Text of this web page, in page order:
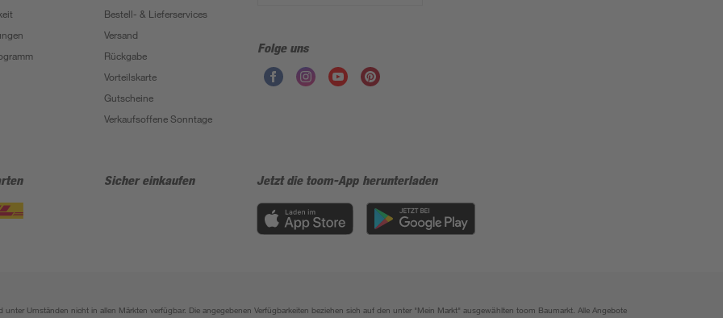
Bestell- & Lieferservices
Versand
Rückgabe
Vorteilskarte
Gutscheine
Verkaufsoffene Sonntage
Folge uns
Sicher einkaufen Jetzt die toom-App herunterladen
Umständen nicht in allen Märkten verfügbar. Die angegebenen Verfügbarkeiten beziehen sich auf den unter "Mein Markt" ausgewählten toom Baumarkt. Alle Angebote